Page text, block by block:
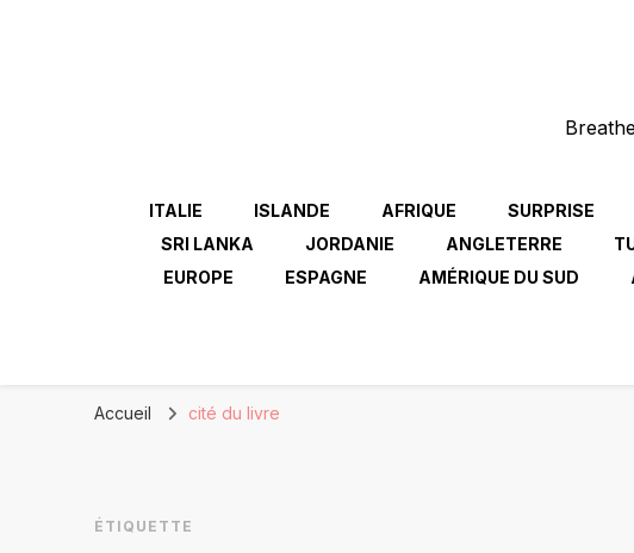
ITALIE ISLANDE AFRIQUE SURPRISE
SRI LANKA
JORDANIE ANGLETERRE
EUROPE
ESPAGNE AMÉRIQUE DU SUD
Accueil cité du livre
ÉTIQUETTE